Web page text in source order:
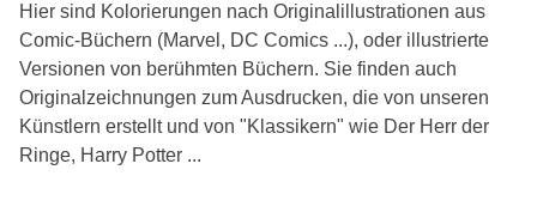
Hier sind Kolorierungen nach Originalillustrationen aus
Comic-Büchern (Marvel, DC Comics ...), oder illustrierte
Versionen von berühmten Büchern. Sie finden auch
Originalzeichnungen zum Ausdrucken, die von unseren
Künstlern erstellt und von "Klassikern" wie Der Herr der
Ringe, Harry Potter ...